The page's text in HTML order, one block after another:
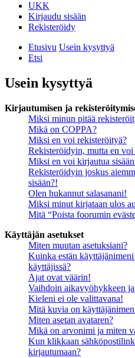
UKK
Kirjaudu sisään
Rekisteröidy
Etusivu Usein kysyttyä
Etsi
Usein kysyttyä
Kirjautumisen ja
Miksi minun pitää
Mikä on COPPA?
Miksi en voi rekisteröityä?
Rekisteröidyin, mutta en
Miksi en voi kirjautua
Rekisteröidyin joskus
sisään?!
Olen hukannut salasanani!
Miksi minut kirjataan ulos
Mitä “Poista foorumin
Käyttäjän asetukset
Miten muutan asetuksiani?
Kuinka estän
käyttäjissä?
Ajat ovat väärin!
Vaihdoin aikavyöhykkeen
Kieleni ei ole valittavana!
Mitä kuvia on
Miten asetan avataren?
Mikä on arvonimi ja miten
Kun klikkaan
kirjautumaan?